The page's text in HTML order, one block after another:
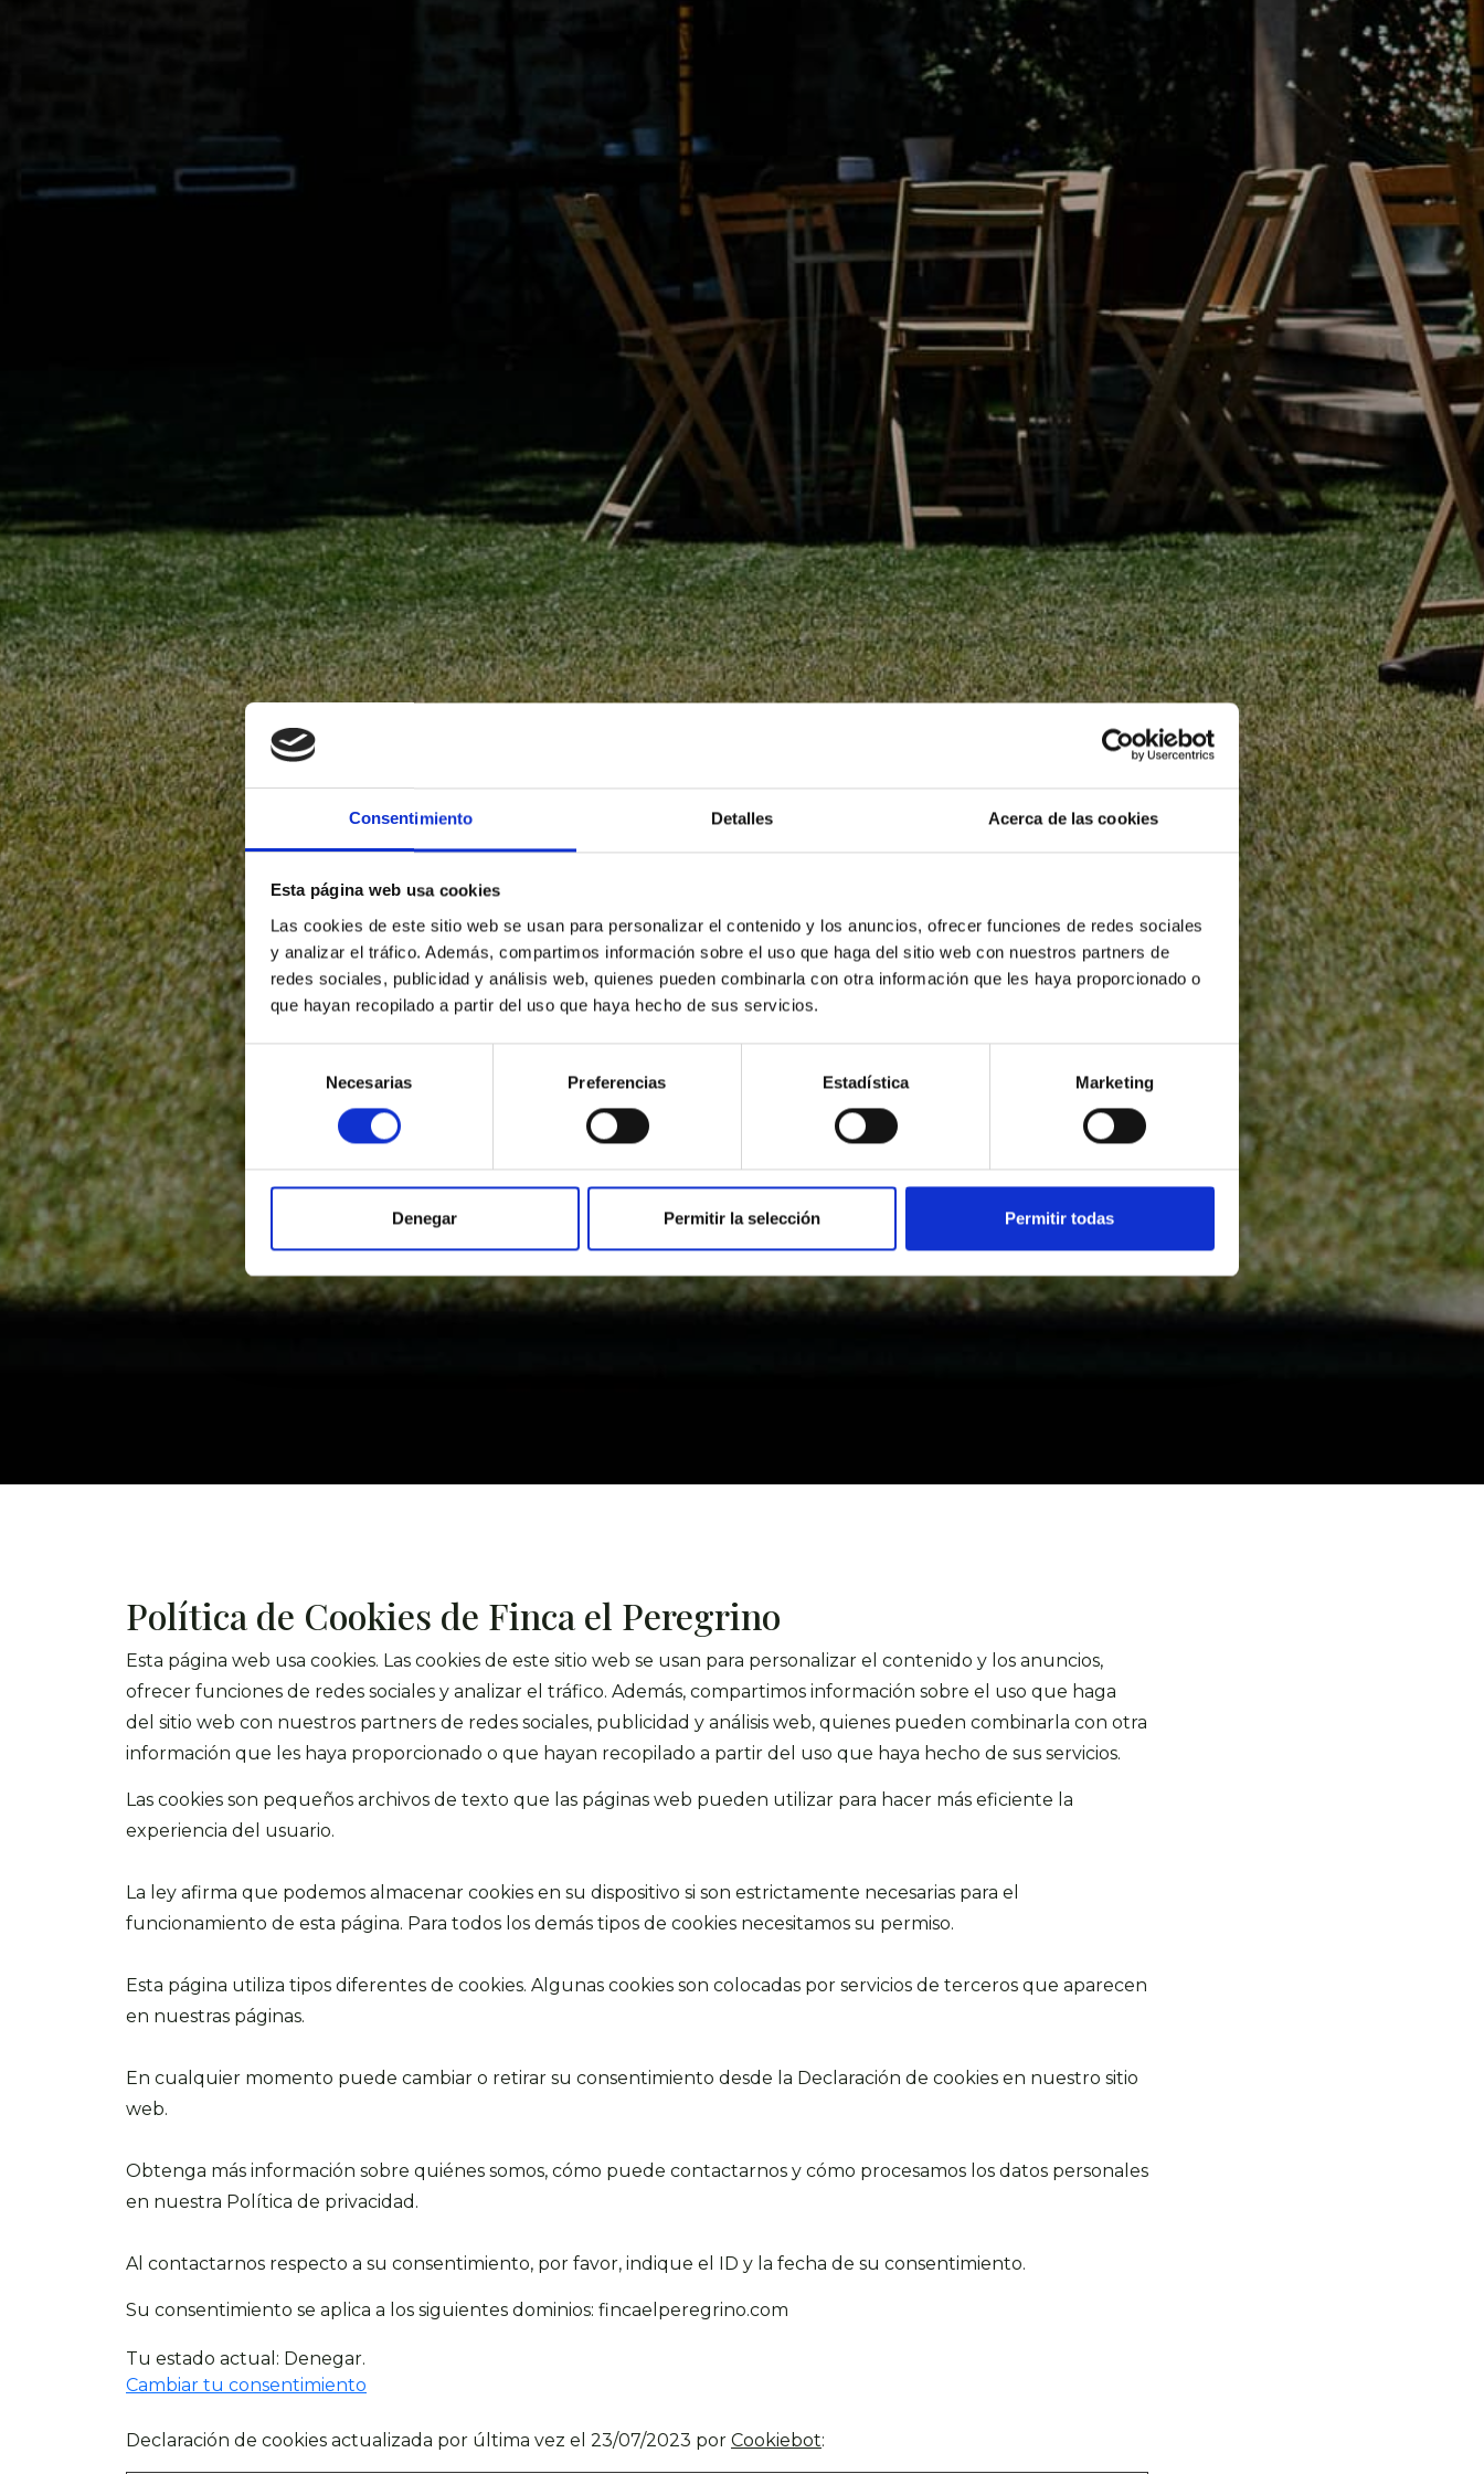
Consentimiento Detalles Acerca de las cookies
Esta página web usa cookies
Las cookies de este sitio web se usan para personalizar el contenido y los anuncios, ofrecer funciones de redes sociales
y analizar el tráfico. Además, compartimos información sobre el uso que haga del sitio web con nuestros partners de
redes sociales, publicidad y análisis web, quienes pueden combinarla con otra información que les haya proporcionado o
que hayan recopilado a partir del uso que haya hecho de sus servicios.
Selección
consentimiento
Necesarias Preferencias Estadística Marketing
Denegar Permitir la selección Permitir todas
Política de Cookies de Finca el Peregrino
Esta página web usa cookies. Las cookies de este sitio web se usan para personalizar el contenido y los anuncios,
ofrecer funciones de redes sociales y analizar el tráfico. Además, compartimos información sobre el uso que haga
del sitio web con nuestros partners de redes sociales, publicidad y análisis web, quienes pueden combinarla con otra
información que les haya proporcionado o que hayan recopilado a partir del uso que haya hecho de sus servicios.
Las cookies son pequeños archivos de texto que las páginas web pueden utilizar para hacer más eficiente la
experiencia del usuario.
La ley afirma que podemos almacenar cookies en su dispositivo si son estrictamente necesarias para el
funcionamiento de esta página. Para todos los demás tipos de cookies necesitamos su permiso.
Esta página utiliza tipos diferentes de cookies. Algunas cookies son colocadas por servicios de terceros que aparecen
en nuestras páginas.
En cualquier momento puede cambiar o retirar su consentimiento desde la Declaración de cookies en nuestro sitio
web.
Obtenga más información sobre quiénes somos, cómo puede contactarnos y cómo procesamos los datos personales
en nuestra Política de privacidad.
Al contactarnos respecto a su consentimiento, por favor, indique el ID y la fecha de su consentimiento.
Su consentimiento se aplica a los siguientes dominios: fincaelperegrino.com
Tu estado actual: Denegar.
Cambiar tu consentimiento
Declaración de cookies actualizada por última vez el 23/07/2023 por Cookiebot: